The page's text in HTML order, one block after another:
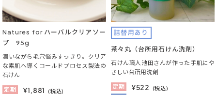
Natures for ハーバルクリアソー
プ 95g
潤いながら毛穴悩みすっきり。クリア
な素肌へ導くコールドプロセス製法の
石けん
定期
¥1,881 (税込)
詰替用あり
茶々丸（台所用石けん洗剤）
石けん職人池田さんが作った手肌にや
さしい台所用洗剤
定期
¥522 (税込)